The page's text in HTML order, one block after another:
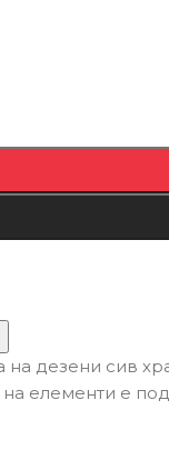
дезени сив
елементи е